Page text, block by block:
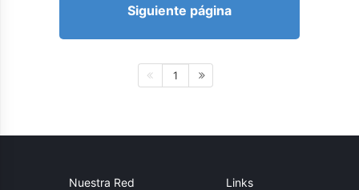
Siguiente página
1
Nuestra Red Links